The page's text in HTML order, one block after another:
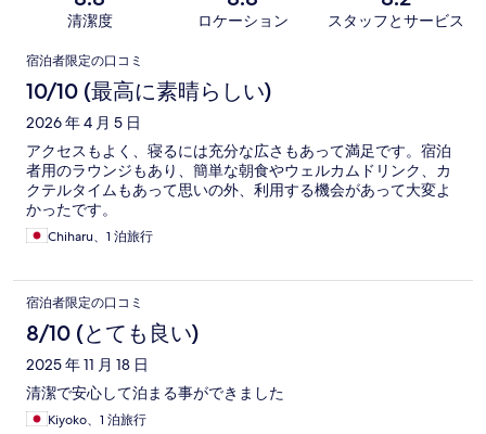
清潔度 ロケーション スタッフとサービス
口
コ
ミ
宿泊者限定の口コミ
10/10 (最高に素晴らしい)
2026 年 4 月 5 日
アクセスもよく、寝るには充分な広さもあって満足です。宿泊
者用のラウンジもあり、簡単な朝食やウェルカムドリンク、カ
クテルタイムもあって思いの外、利用する機会があって大変よ
かったです。
Chiharu、1 泊旅行
宿泊者限定の口コミ
8/10 (とても良い)
2025 年 11 月 18 日
清潔で安心して泊まる事ができました
Kiyoko、1 泊旅行